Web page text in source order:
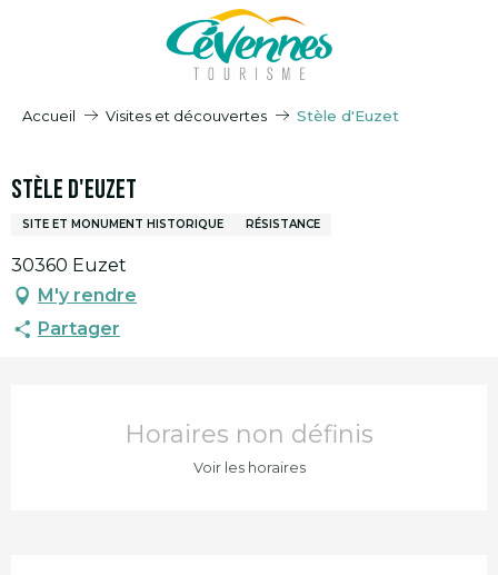
Accueil Visites et découvertes Stèle d'Euzet
Stèle d'Euzet
SITE ET MONUMENT HISTORIQUE RÉSISTANCE
30360 Euzet
M'y rendre
Partager
Horaires non définis
Voir les horaires